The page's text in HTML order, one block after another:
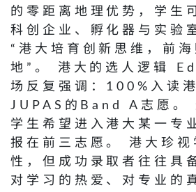
的零距离地理优势，学生
科创企业、孵化器与实验
“港大培育创新思维，前
地”。 港大的选人逻辑
场反复强调：100%入读
JUPAS的Band A志愿。
学生希望进入港大某一专
报在前三志愿。 港大珍视
性，但成功录取者往往具
对学习的热爱、对专业的